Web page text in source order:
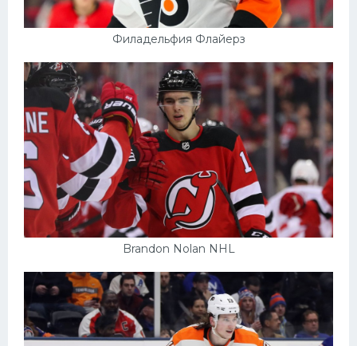
Филадельфия Флайерз
Brandon Nolan NHL